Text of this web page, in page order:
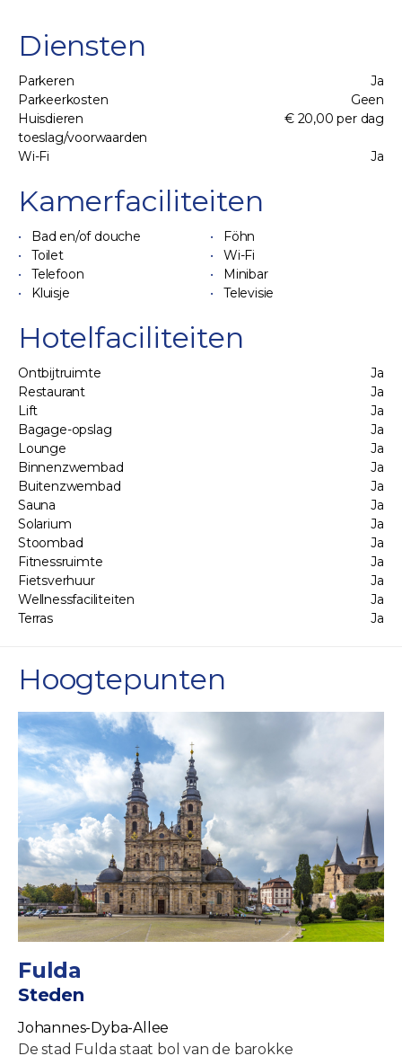
Diensten
Parkeren
Ja
Parkeerkosten
Geen
Huisdieren
toeslag/voorwaarden
€ 20,00 per dag
Wi-Fi Ja
Kamerfaciliteiten
Bad en/of douche
Föhn
Toilet
Wi-Fi
Telefoon
Minibar
Kluisje
Televisie
Hotelfaciliteiten
Ontbijtruimte
Ja
Restaurant
Ja
Lift
Ja
Bagage-opslag
Ja
Lounge
Ja
Binnenzwembad
Ja
Buitenzwembad
Ja
Sauna
Ja
Solarium
Ja
Stoombad
Ja
Fitnessruimte
Ja
Fietsverhuur
Ja
Wellnessfaciliteiten
Ja
Terras
Ja
Hoogtepunten
Fulda
Steden
Johannes-Dyba-Allee
De stad Fulda staat bol van de barokke